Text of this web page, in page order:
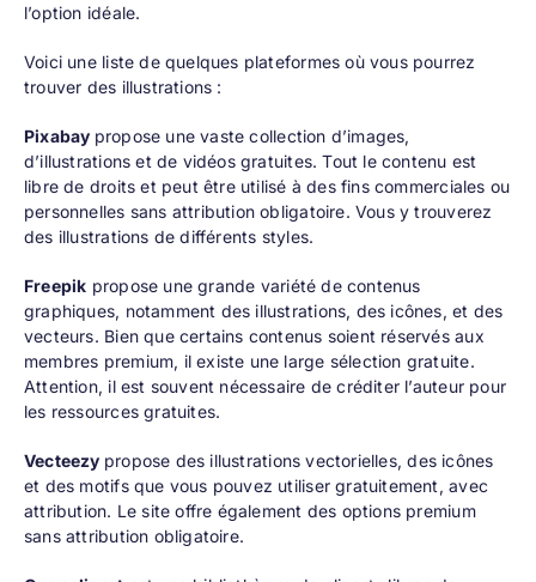
l’option idéale.
Voici une liste de quelques plateformes où vous pourrez
trouver des illustrations :
Pixabay propose une vaste collection d’images,
d’illustrations et de vidéos gratuites. Tout le contenu est
libre de droits et peut être utilisé à des fins commerciales ou
personnelles sans attribution obligatoire. Vous y trouverez
des illustrations de différents styles.
Freepik propose une grande variété de contenus
graphiques, notamment des illustrations, des icônes, et des
vecteurs. Bien que certains contenus soient réservés aux
membres premium, il existe une large sélection gratuite.
Attention, il est souvent nécessaire de créditer l’auteur pour
les ressources gratuites.
Vecteezy propose des illustrations vectorielles, des icônes
et des motifs que vous pouvez utiliser gratuitement, avec
attribution. Le site offre également des options premium
sans attribution obligatoire.